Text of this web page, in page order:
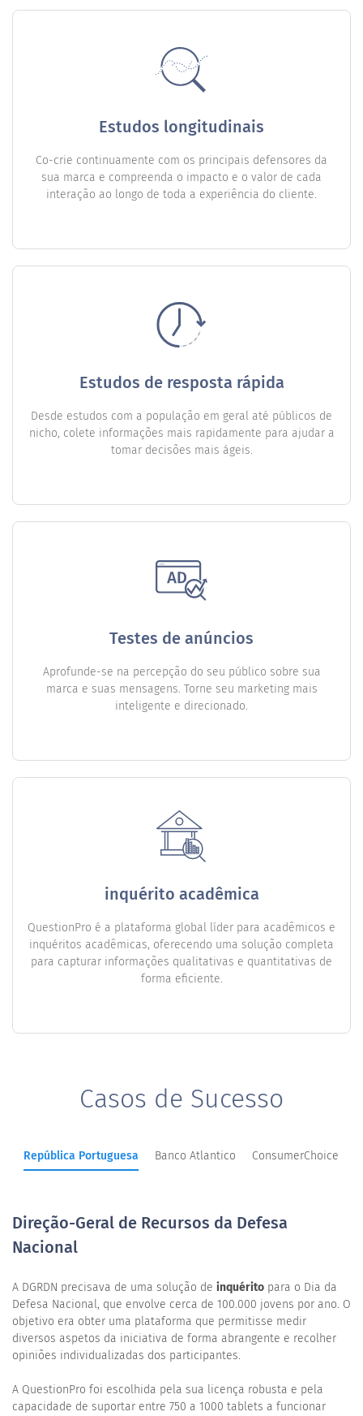
Estudos longitudinais
Co-crie continuamente com os principais defensores da
sua marca e compreenda o impacto e o valor de cada
interação ao longo de toda a experiência do cliente.
Estudos de resposta rápida
Desde estudos com a população em geral até públicos de
nicho, colete informações mais rapidamente para ajudar a
tomar decisões mais ágeis.
Testes de anúncios
Aprofunde-se na percepção do seu público sobre sua
marca e suas mensagens. Torne seu marketing mais
inteligente e direcionado.
inquérito acadêmica
QuestionPro é a plataforma global líder para acadêmicos e
inquéritos acadêmicas, oferecendo uma solução completa
para capturar informações qualitativas e quantitativas de
forma eficiente.
Casos de Sucesso
República Portuguesa Banco Atlantico ConsumerChoice
Direção-Geral de Recursos da Defesa
Nacional
A DGRDN precisava de uma solução de inquérito para o Dia da
Defesa Nacional, que envolve cerca de 100.000 jovens por ano. O
objetivo era obter uma plataforma que permitisse medir
diversos aspetos da iniciativa de forma abrangente e recolher
opiniões individualizadas dos participantes.
A QuestionPro foi escolhida pela sua licença robusta e pela
capacidade de suportar entre 750 a 1000 tablets a funcionar